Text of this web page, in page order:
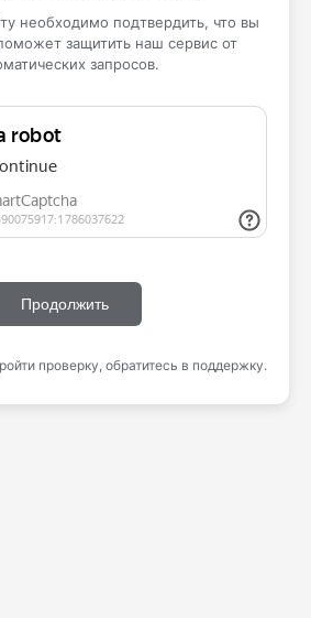
необходимо подтвердить, что вы
защитить наш сервис от
запросов.
Продолжить
проверку, обратитесь в поддержку.